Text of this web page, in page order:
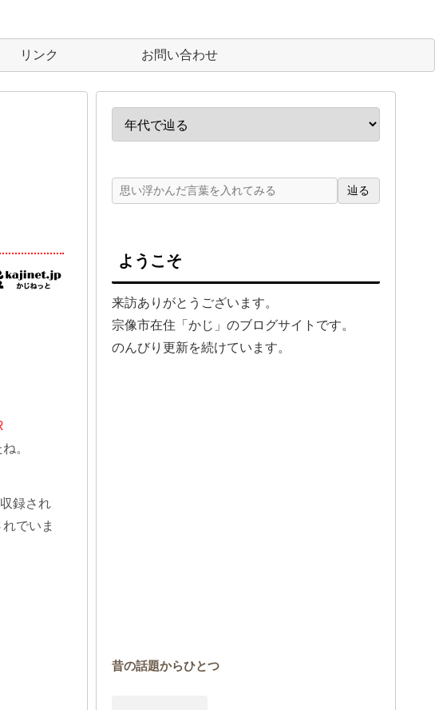
リンク お問い合わせ
。
録され
でいま
辿る
ようこそ
来訪ありがとうございます。
宗像市在住「かじ」のブログサイトです。
のんびり更新を続けています。
昔の話題からひとつ